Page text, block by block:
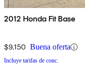
2012 Honda Fit Base
$9,150 Buena oferta
Incluye tarifas de conc.